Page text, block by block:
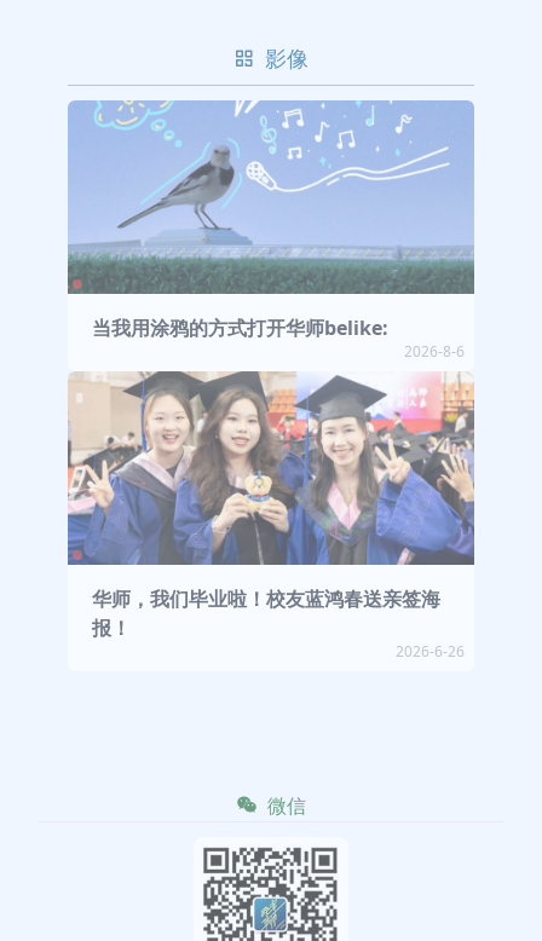
影像
当我用涂鸦的方式打开华师belike:
2026-8-6
华师，我们毕业啦！校友蓝鸿春送亲签海
报！
2026-6-26
微信